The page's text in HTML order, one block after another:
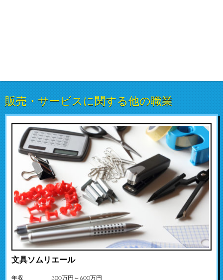
販売・サービスに関する他の職業
文具ソムリエール
年収 300万円～600万円